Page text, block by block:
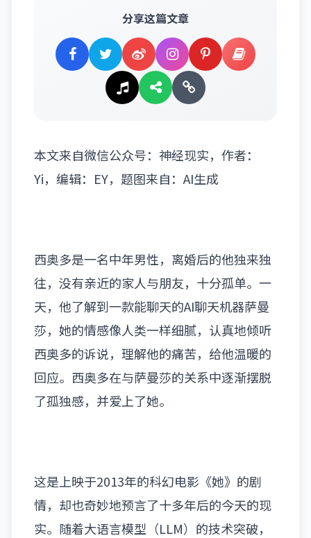
分享这篇文章
本文来自微信公众号： 神经现实，作者：
Yi，编辑：EY，题图来自：AI生成
西奥多是一名中年男性，离婚后的他独来独
往，没有亲近的家人与朋友，十分孤单。一
天，他了解到一款能聊天的AI聊天机器萨曼
莎，她的情感像人类一样细腻，认真地倾听
西奥多的诉说，理解他的痛苦，给他温暖的
回应。西奥多在与萨曼莎的关系中逐渐摆脱
了孤独感，并爱上了她。
这是上映于2013年的科幻电影《她》的剧
情，却也奇妙地预言了十多年后的今天的现
实。随着大语言模型 （LLM） 的技术突破，